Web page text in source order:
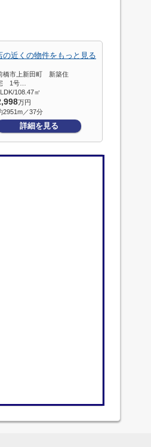
近くの物件をもっと見る
橋市上新田町 新築住
1号…
108.47㎡
万円
2951m／37分
詳細を見る